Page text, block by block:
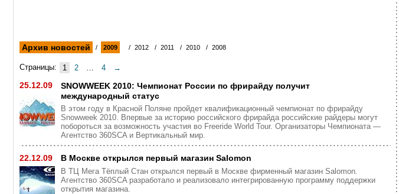
Архив новостей / 2009 / 2012 / 2011 / 2010 / 2008
Страницы: 1 2 4 →
25.12.09
SNOWWEEK 2010: Чемпионат России по фрирайду получит
международный статус
В этом году в Красной Поляне пройдет квалификационный чемпионат по фрирайду
Snowweek 2010. Впервые за историю российского фрирайда российские райдеры могут
побороться за возможность участия во Freeride World Tour. Организаторы Чемпионата —
Агентство 360SCA и Вертикальный мир.
22.12.09 В Москве открылся первый магазин Salomon
В ТЦ Мега Тёплый Cтан открылся первый в Москве фирменный магазин Salomon.
Агентство 360SCA разработало и реализовало интегрированную программу поддержки
открытия магазина.